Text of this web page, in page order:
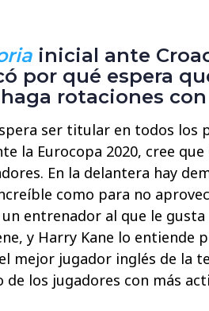
inicial ante
por qué espera
rotaciones
ser titular en todos los
la Eurocopa 2020, cree
En la delantera hay
como para no
entrenador al que le
y Harry Kane lo entiende
mejor jugador inglés de la
los jugadores con más